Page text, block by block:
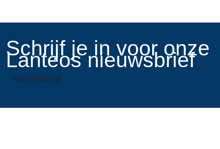
​Schrijf je in voor onze
Lanteos nieuwsbrief
Aanmelden